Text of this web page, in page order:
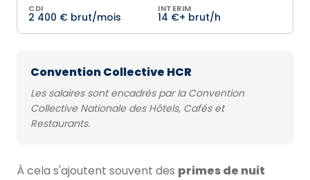
CDI
2 400 € brut/mois
INTERIM
14 €+ brut/h
Convention Collective HCR
Les salaires sont encadrés par la Convention
Collective Nationale des Hôtels, Cafés et
Restaurants.
À cela s'ajoutent souvent des primes de nuit